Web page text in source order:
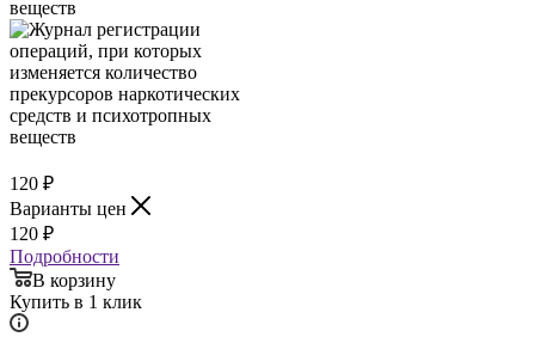
120 ₽
Варианты цен
120 ₽
Подробности
В корзину
Купить в 1 клик